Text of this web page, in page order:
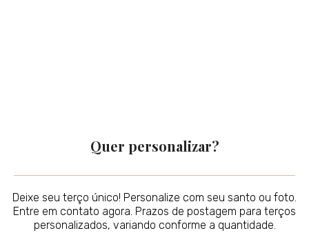
Quer personalizar?
Deixe seu terço único! Personalize com seu santo ou foto.
Entre em contato agora. Prazos de postagem para terços
personalizados, variando conforme a quantidade.